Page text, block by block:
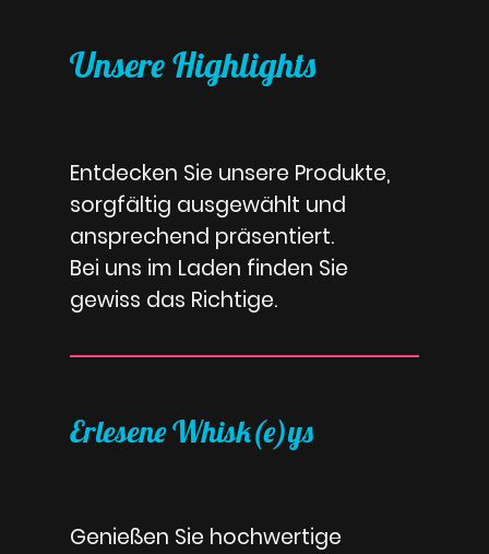
Unsere Highlights
Entdecken Sie unsere Produkte,
sorgfältig ausgewählt und
ansprechend präsentiert.
Bei uns im Laden finden Sie
gewiss das Richtige.
Erlesene Whisk(e)ys
Genießen Sie hochwertige